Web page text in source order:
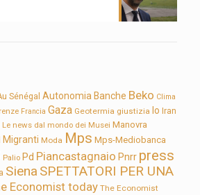
Sénégal Autonomia Banche Beko Clima
Francia Gaza Geotermia giustizia Io Iran
Le news dal mondo dei Musei Manovra
Migranti Moda Mps Mps-Mediobanca
Palio Pd Piancastagnaio Pnrr press
Siena SPETTATORI PER UNA
Economist today The Economist